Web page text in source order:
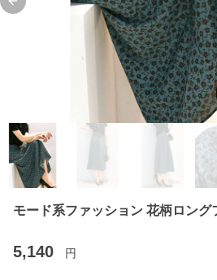
Previous slide
モード系ファッション 花柄ロング
5,140 円